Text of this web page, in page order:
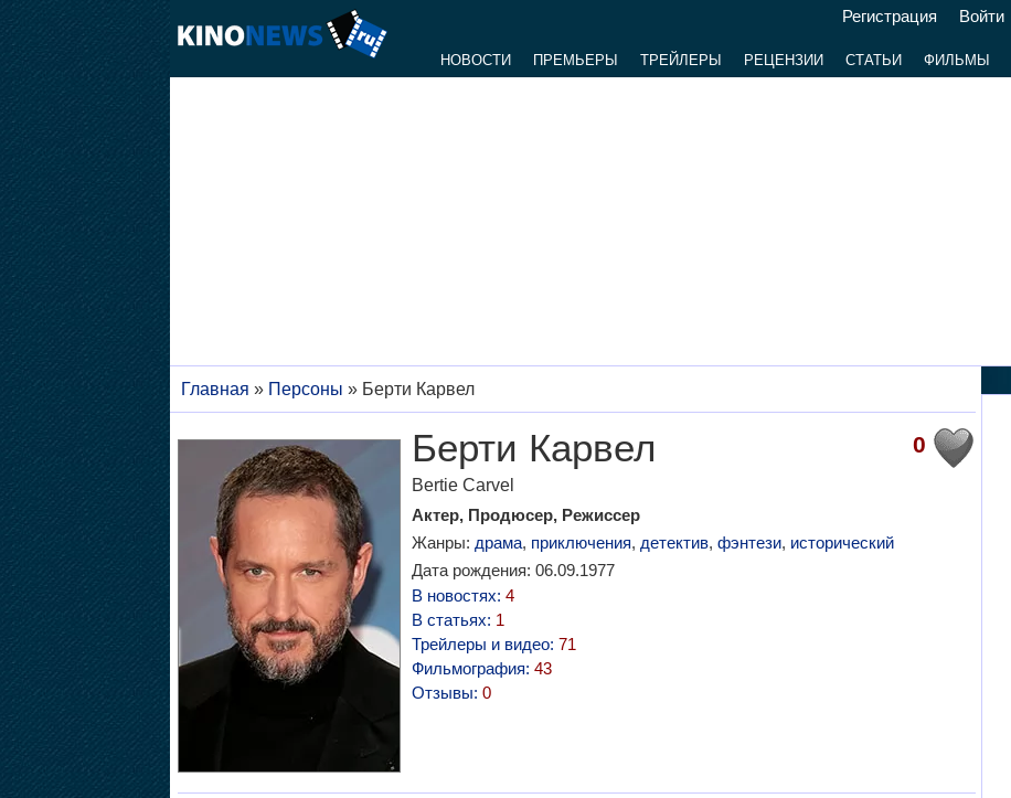
Регистрация Войти
НОВОСТИ ПРЕМЬЕРЫ ТРЕЙЛЕРЫ РЕЦЕНЗИИ СТАТЬИ ФИЛЬМЫ
Главная » Персоны » Берти Карвел
0
Берти Карвел
Bertie Carvel
Актер, Продюсер, Режиссер
Жанры: драма, приключения, детектив, фэнтези, исторический
Дата рождения: 06.09.1977
В новостях: 4
В статьях: 1
Трейлеры и видео: 71
Фильмография: 43
Отзывы: 0